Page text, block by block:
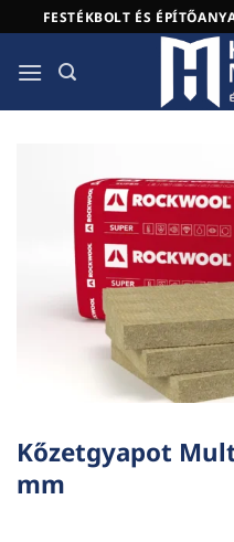
to
content
FESTÉKBOLT ÉS
Kőzetgyapot
mm